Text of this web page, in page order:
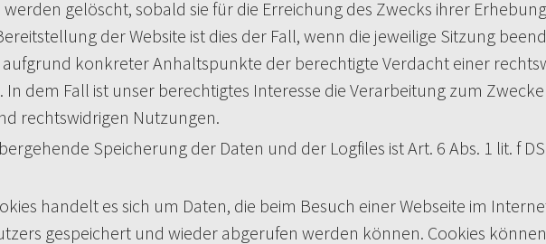
gelöscht, sobald sie für die Erreichung des Zwecks ihrer
der Website ist dies der Fall, wenn die jeweilige Sitzung
konkreter Anhaltspunkte der berechtigte Verdacht einer
In dem Fall ist unser berechtigtes Interesse die Verarbeitung zum
rechtswidrigen Nutzungen.
Speicherung der Daten und der Logfiles ist Art. 6 Abs. 1 lit. f
handelt es sich um Daten, die beim Besuch einer Webseite im
gespeichert und wieder abgerufen werden können. Cookies